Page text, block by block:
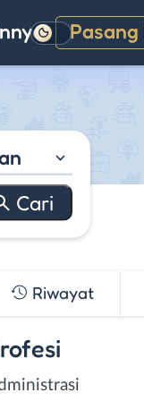
Gelap
Riwayat